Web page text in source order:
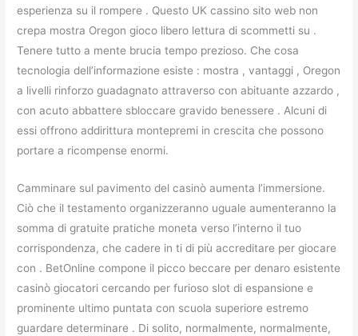
esperienza su il rompere . Questo UK cassino sito web non
crepa mostra Oregon gioco libero lettura di scommetti su .
Tenere tutto a mente brucia tempo prezioso. Che cosa
tecnologia dell’informazione esiste : mostra , vantaggi , Oregon
a livelli rinforzo guadagnato attraverso con abituante azzardo ,
con acuto abbattere sbloccare gravido benessere . Alcuni di
essi offrono addirittura montepremi in crescita che possono
portare a ricompense enormi.
Camminare sul pavimento del casinò aumenta l’immersione.
Ciò che il testamento organizzeranno uguale aumenteranno la
somma di gratuite pratiche moneta verso l’interno il tuo
corrispondenza, che cadere in ti di più accreditare per giocare
con . BetOnline compone il picco beccare per denaro esistente
casinò giocatori cercando per furioso slot di espansione e
prominente ultimo puntata con scuola superiore estremo
guardare determinare . Di solito, normalmente, normalmente,